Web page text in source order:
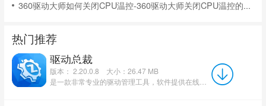
360驱动大师如何关闭CPU温控-360驱动大师关闭CPU温控的方法
热门推荐
驱动总裁
版本： 2.20.0.8
大小：26.47 MB